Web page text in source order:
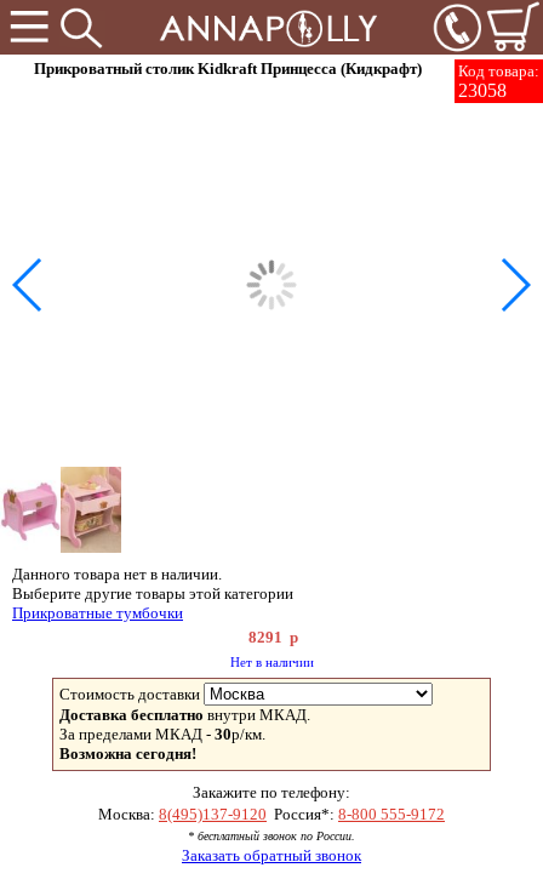
Код товара:
23058
Прикроватный столик Kidkraft Принцесса (Кидкрафт)
Данного товара нет в наличии.
Выберите другие товары этой категории
Прикроватные тумбочки
8291 р
Нет в наличии
Стоимость доставки
Доставка бесплатно внутри МКАД.
За пределами МКАД - 30р/км.
Возможна сегодня!
Закажите по телефону:
Москва: 8(495)137-9120 Россия*: 8-800 555-9172
* бесплатный звонок по России.
Заказать обратный звонок